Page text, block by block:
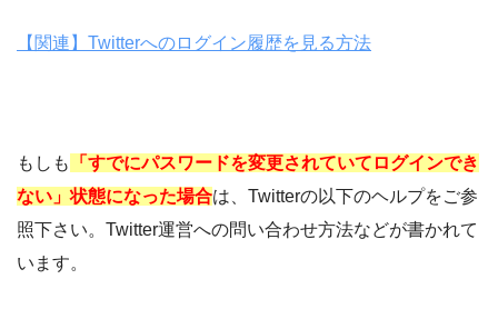
【関連】Twitterへのログイン履歴を見る方法
もしも
「すでにパスワードを変更されていてログインでき
ない」状態になった場合は、Twitterの以下のヘルプをご参
照下さい。Twitter運営への問い合わせ方法などが書かれて
います。